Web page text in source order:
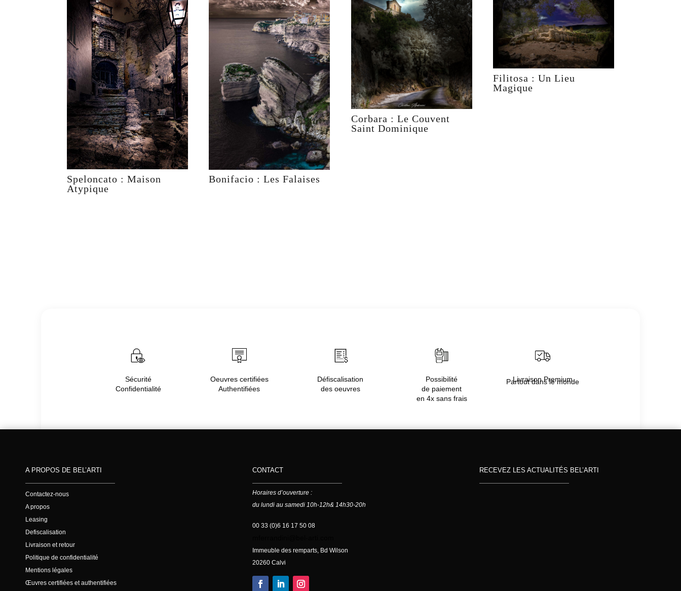
Speloncato : Maison
Atypique
Bonifacio : Les Falaises
Corbara : Le Couvent
Saint Dominique
Filitosa : Un Lieu
Magique
Sécurité
Confidentialité
Oeuvres certifiées
Authentifiées
Défiscalisation
des oeuvres
Possibilité
de paiement
en 4x sans frais
Livraison Premium
Partout dans le monde
A PROPOS DE BEL’ARTI
Contactez-nous
A propos
Leasing
Defiscalisation
Livraison et retour
Politique de confidentialité
Mentions légales
Œuvres certifiées et authentifiées
CONTACT
Horaires d’ouverture :
du lundi au samedi 10h-12h& 14h30-20h
00 33 (0)6 16 17 50 08
Immeuble des remparts, Bd Wilson
20260 Calvi
RECEVEZ LES ACTUALITÉS BEL’ARTI